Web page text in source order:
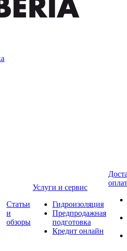
Статьи
и
обзоры
Услуги и сервис
Гидроизоляция
Предпродажная
подготовка
Кредит онлайн